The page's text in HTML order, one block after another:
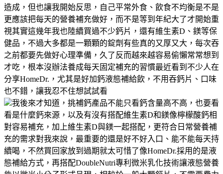
造成，但也讓我開始反思，自己平常外食、飲食不均衡是不是
更應該把每天的營養補充做好，而不是等到年紀大了才開始重
視其實這幾年我也陸續買過不少鈣片，還有維生素D、鎂等保
健品，不過大多都是一顆顆的錠劑有些真的又厚又大，每次吞
之前都要先做好心理準備，久了反而越來越容易偷懶常常想到
才吃，根本沒辦法養成每天固定補充的習慣最近看到不少人在
分享HomeDr.，尤其是好加鈣液態補給飲，不用吞鈣片、口味
也不錯，讓我忍不住想試試看
我後來才知道，挑補鈣產品不能只看鈣含量高不高，也要看
看是什麼鈣來源，以及有沒有搭配維生素D和鎂像檸檬酸鈣相
對容易補充，加上維生素D與鎂一起搭配，更符合日常營養補
充的需求對我來說，最重要的還是好不好入口、能不能每天持
續喝，不然買回家放到過期就太可惜了像HomeDr.採用的是液
態補給方式，再搭配DoubleNutri專利微米乳化技術讓液態營養